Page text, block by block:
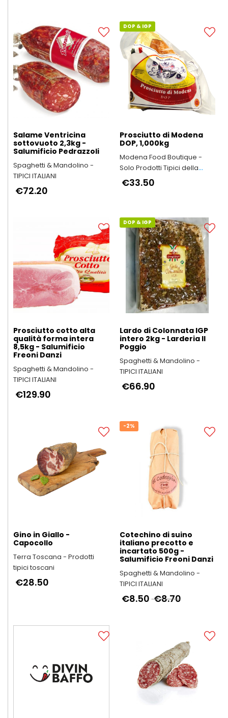
Salame Ventricina
sottovuoto 2,3kg -
Salumificio Pedrazzoli
Spaghetti & Mandolino -
TIPICI ITALIANI
€72.20
DOP & IGP
Prosciutto di Modena
DOP, 1,000kg
Modena Food Boutique -
Solo Prodotti Tipici della
Provincia di Modena
€33.50
Prosciutto cotto alta
qualità forma intera
8,5kg - Salumificio
Freoni Danzi
Spaghetti & Mandolino -
TIPICI ITALIANI
€129.90
DOP & IGP
Lardo di Colonnata IGP
intero 2kg - Larderia Il
Poggio
Spaghetti & Mandolino -
TIPICI ITALIANI
€66.90
Gino in Giallo -
Capocollo
Terra Toscana - Prodotti
tipici toscani
€28.50
-2%
Cotechino di suino
italiano precotto e
incartato 500g -
Salumificio Freoni Danzi
Spaghetti & Mandolino -
TIPICI ITALIANI
€8.70
€8.50